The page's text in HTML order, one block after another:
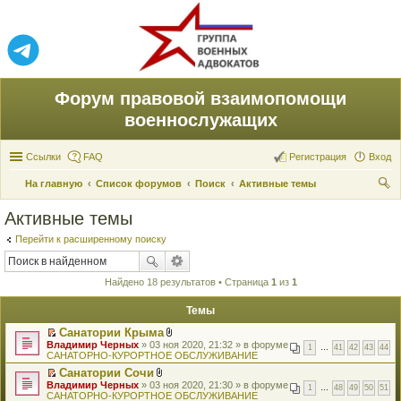
Форум правовой взаимопомощи
военнослужащих
Ссылки FAQ Вход
Регистрация
На главную Список форумов Поиск
Активные темы
Активные темы
Перейти к расширенному поиску
Найдено 18 результатов • Страница 1 из 1
Темы
П
е
р
е
й
т
Санатории Крыма
В
л
о
е
н
1 41 42 43 44
Владимир Черных » 03 ноя 2020, 21:32 » в форуме
САНАТОРНО-КУРОРТНОЕ ОБСЛУЖИВАНИЕ
П
е
Санатории Сочи
В
л
1 48 49 50 51
Владимир Черных » 03 ноя 2020, 21:30 » в форуме
САНАТОРНО-КУРОРТНОЕ ОБСЛУЖИВАНИЕ